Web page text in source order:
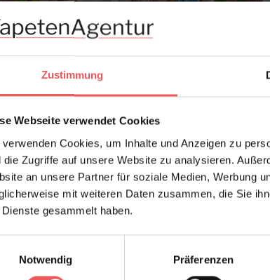
Zustimmung
Webseite verwendet Cookies
verwenden Cookies, um Inhalte und Anzeigen zu
die Zugriffe auf unsere Website zu analysieren.
an unsere Partner für soziale Medien, Werbung
mit weiteren Daten zusammen, die Sie
gesammelt haben.
Notwendig
Präferenzen